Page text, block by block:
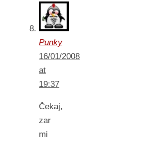
Punky
16/01/2008
at
19:37
Čekaj,
zar
mi